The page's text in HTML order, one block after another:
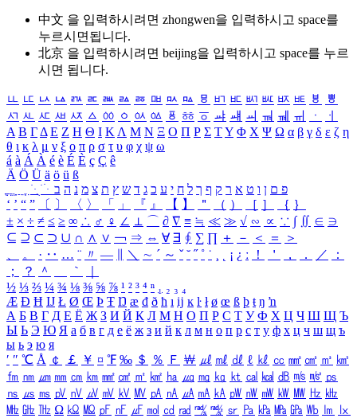
中文 을 입력하시려면 zhongwen을 입력하시고 space를
누르시면됩니다.
北京 을 입력하시려면 beijing을 입력하시고 space를 누르
시면 됩니다.
ㅥ ㅦ ㅧ ㅨ ㅩ ㅪ ㅫ ㅬ ㅭ ㅮ ㅯ ㅰ ㅱ ㅲ ㅳ ㅴ ㅵ ㅶ ㅷ ㅸ
ㅹ
ㅺ ㅻ ㅼ ㅽ ㅾ ㅿ ㆀ ㆁ ㆂ ㆃ ㆄ ㆅ ㆆ ㆇ ㆈ ㆉ ㆊ ㆋ ㆌ ㆍ
ㆎ
Α Β ΓΔ Ε Ζ Η Θ Ι ΚΛ Μ Ν Ξ Ο Π Ρ Σ ΤΥ Φ Χ Ψ Ω α β γ δ ε ζ η
θ ι κ λ μ ν ξ ο π ρ σ τ υ φ χ ψ ω
á à Á À é è É È ç Ç ê
Ä Ö Ü ä ö ü ß
ִֶֹ ֻּ ׁׂ פ ם ן ו ט א ר ק ף ך ל ח י ע כ ג ד ש ץ ת צ מ נ ה ב
‘ ’ “ ” 〔 〕 〈 〉 「 」 『 』 【 】 ＂ （ ） ［ ］ ｛ ｝
± × ÷ ≠ ≤ ≥ ∞ ∴ ♂ ♀ ∠ ⊥ ⌒ ∂ ∇ ≡ ≒ ≪ ≫ √ ∽ ∝ ∵ ∫ ∬ ∈ ∋
⊆ ⊇ ⊂ ⊃ ∪ ∩ ∧ ∨ ￢ ⇒ ⇔ ∀ ∃ ∮ ∑ ∏ ＋ － ＜ ＝
＞
、
。 · ‥ … ¨ 〃 ― ＼ ∼ ´ ～ ˇ ˘ ˝ ˚ ˙ ¸ ¡ ¿ ː ！ ＇ ， ． ／
：
；
？ ＾ ｀
½ ⅓ ⅔ ¼ ¾ ⅛ ⅜ ⅝ ⅞ ¹ ² ³ ⁴ ⁿ ₁ ₂ ₃ ₄
Æ Ð Ħ Ĳ Ł Ø Œ Þ Ŧ Ŋ æ đ ð ħ ı ĳ ĸ ŀ ł ø œ ß þ ŧ ŋ ŉ
А Б В Г Д Е Ё Ж З И Й К Л М Н О П Р С Т У Ф Х Ц Ч Ш Щ Ъ
Ы Ь Э Ю Я а б в г д е ё ж з и й к л м н о п р с т у ф х ц ч ш щ ъ
ы ь э ю я
′ ″ ℃ Å ￠ ￡ ￥ ¤ ℉ ‰ ＄ ％ Ｆ ￦ ㎕ ㎖ ㎗ ℓ ㎘ ㏄ ㎣ ㎤ ㎥ ㎦
㎙ ㎚ ㎛ ㎜ ㎝ ㎞ ㎟ ㎠ ㎡ ㎢ ㏊ ㎍ ㎎ ㎏ ㏏ ㎈ ㎉ ㏈ ㎧ ㎨ ㎰
㎱ ㎲ ㎳ ㎴ ㎵ ㎶ ㎷ ㎸ ㎹ ㎀ ㎁ ㎂ ㎃ ㎄ ㎺ ㎻ ㎽ ㎾ ㎿ ㎐ ㎑
㎒ ㎓ ㎔ Ω ㏀ ㏁ ㎊ ㎋ ㎌ ㏖ ㏅ ㎭ ㎮ ㎯ ㏛ ㎩ ㎪ ㎫ ㎬ ㏝ ㏐
㏓